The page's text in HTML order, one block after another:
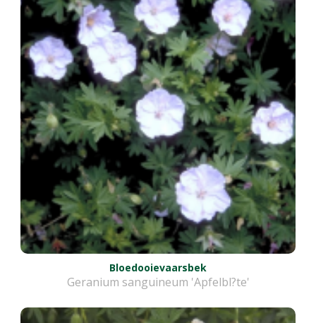
Bloedooievaarsbek
Geranium sanguineum 'Apfelbl?te'